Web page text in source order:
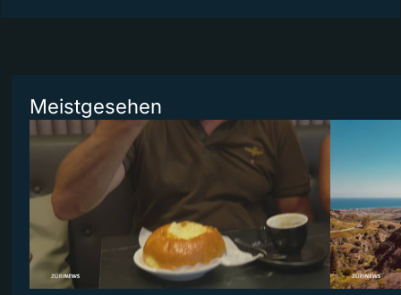
Meistgesehen